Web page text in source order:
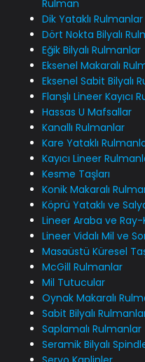
Rulman
Dik Yataklı Rulmanlar
Dört Nokta Bilyalı
Eğik Bilyalı Rulmanlar
Eksenel Makaralı
Eksenel Sabit Bilyalı
Flanşlı Lineer Kayıcı
Hassas U Mafsallar
Kanallı Rulmanlar
Kare Yataklı
Kayıcı Lineer
Kesme Taşları
Konik Makaralı
Köprü Yataklı ve
Lineer Araba ve Ray-
Lineer Vidalı Mil ve
Masaüstü Küresel
McGill Rulmanlar
Mil Tutucular
Oynak Makaralı
Sabit Bilyalı
Saplamalı Rulmanlar
Seramik Bilyalı